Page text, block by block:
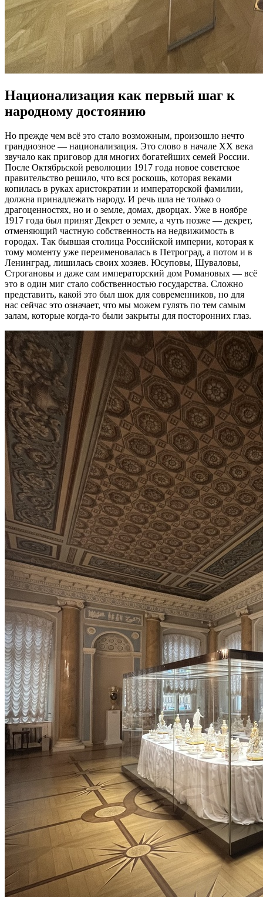
Национализация как первый шаг к
народному достоянию
Но прежде чем всё это стало возможным, произошло нечто
грандиозное — национализация. Это слово в начале XX века
звучало как приговор для многих богатейших семей России.
После Октябрьской революции 1917 года новое советское
правительство решило, что вся роскошь, которая веками
копилась в руках аристократии и императорской фамилии,
должна принадлежать народу. И речь шла не только о
драгоценностях, но и о земле, домах, дворцах. Уже в ноябре
1917 года был принят Декрет о земле, а чуть позже — декрет,
отменяющий частную собственность на недвижимость в
городах. Так бывшая столица Российской империи, которая к
тому моменту уже переименовалась в Петроград, а потом и в
Ленинград, лишилась своих хозяев. Юсуповы, Шуваловы,
Строгановы и даже сам императорский дом Романовых — всё
это в один миг стало собственностью государства. Сложно
представить, какой это был шок для современников, но для
нас сейчас это означает, что мы можем гулять по тем самым
залам, которые когда-то были закрыты для посторонних глаз.